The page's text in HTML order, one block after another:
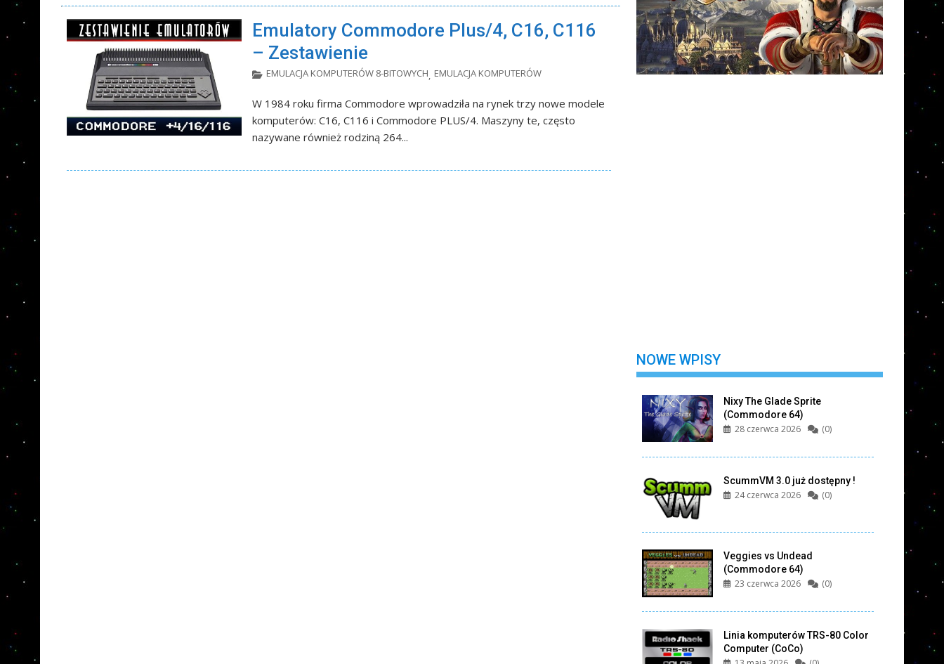
Emulatory Commodore Plus/4, C16, C116
– Zestawienie
EMULACJA KOMPUTERÓW 8-BITOWYCH EMULACJA KOMPUTERÓW
W 1984 roku firma Commodore wprowadziła na rynek trzy nowe modele
komputerów: C16, C116 i Commodore PLUS/4. Maszyny te, często
nazywane również rodziną 264...
NOWE WPISY
Nixy The Glade Sprite
(Commodore 64)
28 czerwca 2026 (0)
ScummVM 3.0 już dostępny !
24 czerwca 2026 (0)
Veggies vs Undead
(Commodore 64)
23 czerwca 2026 (0)
Linia komputerów TRS-80 Color
Computer (CoCo)